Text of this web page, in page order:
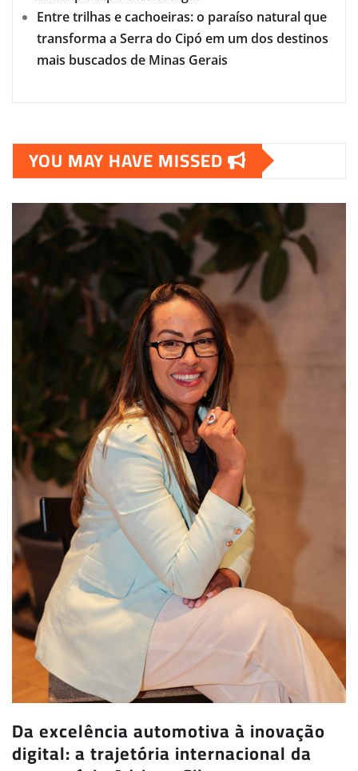
Entre trilhas e cachoeiras: o paraíso natural que
transforma a Serra do Cipó em um dos destinos
mais buscados de Minas Gerais
YOU MAY HAVE MISSED
Da excelência automotiva à inovação
digital: a trajetória internacional da